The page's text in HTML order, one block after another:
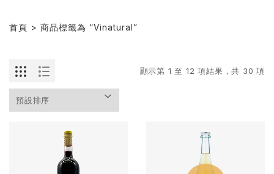
首頁 > 商品標籤為 “Vinatural”
顯示第 1 至 12 項結果，共 30 項